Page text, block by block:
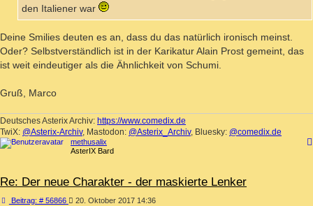
den Italiener war
Deine Smilies deuten es an, dass du das natürlich ironisch meinst.
Oder? Selbstverständlich ist in der Karikatur Alain Prost gemeint, das
ist weit eindeutiger als die Ähnlichkeit von Schumi.
Gruß, Marco
Deutsches Asterix Archiv: https://www.comedix.de
TwiX: @Asterix-Archiv, Mastodon: @Asterix_Archiv, Bluesky: @comedix.de
methusalix
AsterIX Bard
Re: Der neue Charakter - der maskierte Lenker
Beitrag: # 56866Beitrag
20. Oktober 2017 14:36